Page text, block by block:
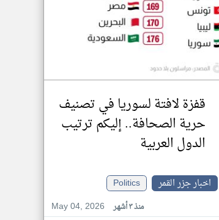
قفزة لافتة لسوريا في تصنيف
حرية الصحافة.. إليكم ترتيب
الدول العربية
اخبار جزر القمر
Politics
May 04, 2026
منذ ٣ أشهر